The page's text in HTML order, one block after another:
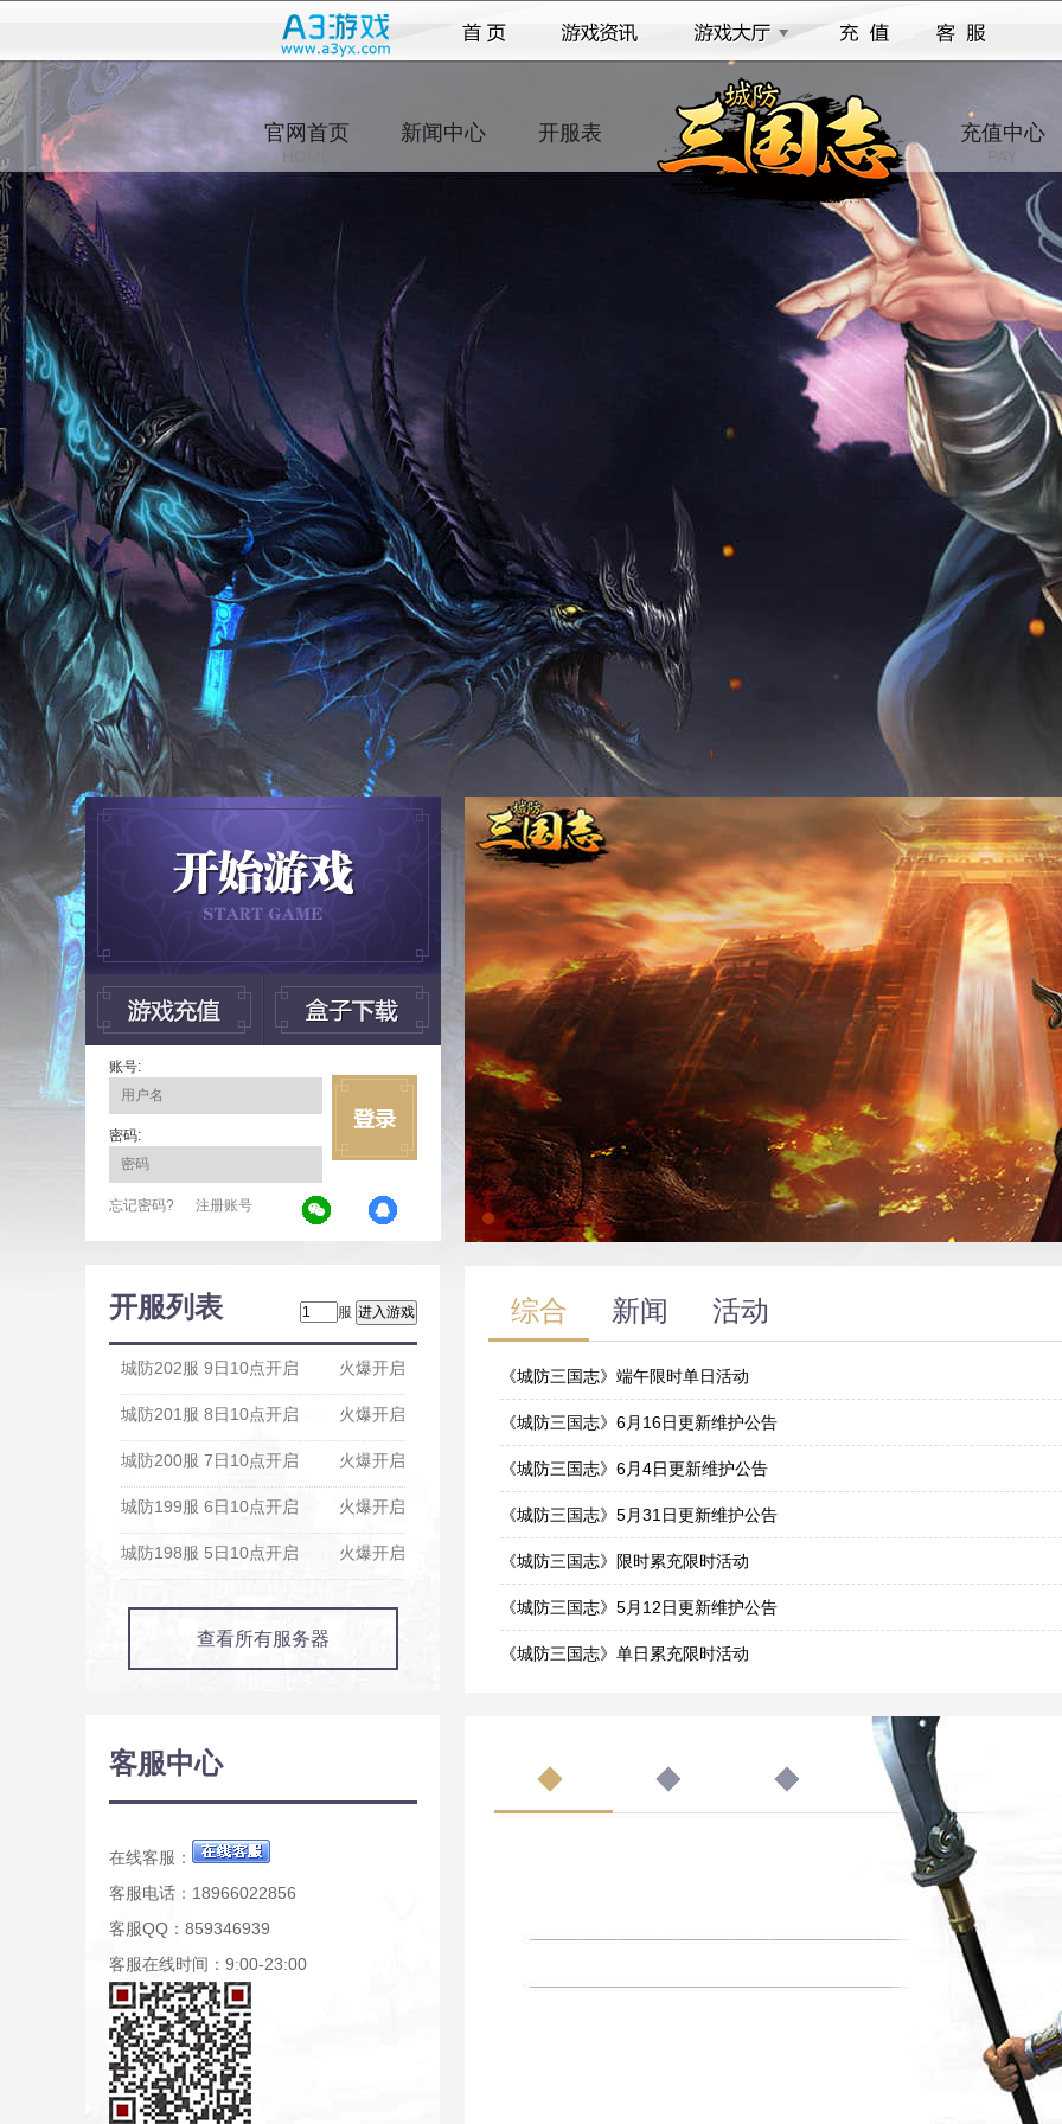
官网首页
HOME
新闻中心 开服表 充值中心
PAY
账号:
密码:
忘记密码? 注册账号
开服列表 服
火爆开启
城防202服 9日10点开启
火爆开启
城防201服 8日10点开启
火爆开启
城防200服 7日10点开启
火爆开启
城防199服 6日10点开启
火爆开启
城防198服 5日10点开启
查看所有服务器
客服中心
在线客服：
客服电话：18966022856
客服QQ：859346939
客服在线时间：9:00-23:00
综合 新闻 活动
《城防三国志》端午限时单日活动
06-18
《城防三国志》6月16日更新维护公告
06-15
《城防三国志》6月4日更新维护公告
06-03
《城防三国志》5月31日更新维护公告
05-30
《城防三国志》限时累充限时活动
05-13
《城防三国志》5月12日更新维护公告
05-11
《城防三国志》单日累充限时活动
《城防三国志》3月16日更新维护公告 新增大型跨服玩法-无双跨服战
《城防三国志》3月9日更新维护公告